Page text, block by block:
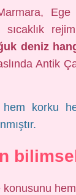
deniz
Antik
hem korku